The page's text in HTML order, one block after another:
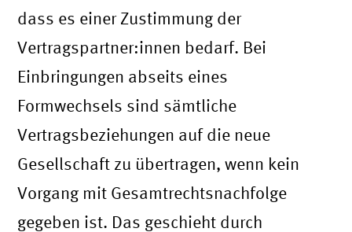
dass es einer Zustimmung der
Vertragspartner:innen bedarf. Bei
Einbringungen abseits eines
Formwechsels sind sämtliche
Vertragsbeziehungen auf die neue
Gesellschaft zu übertragen, wenn kein
Vorgang mit Gesamtrechtsnachfolge
gegeben ist. Das geschieht durch